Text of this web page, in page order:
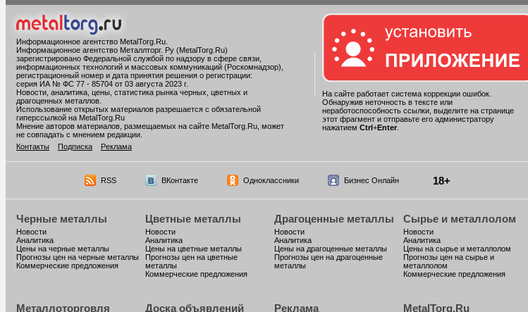
Информационное агентство MetalTorg.Ru
Информационное агентство Металлторг. Ру (MetalTorg.Ru)
зарегистрировано Федеральной службой по надзору в сфере связи,
информационных технологий и массовых коммуникаций (Роскомнадзор),
регистрационный номер и дата принятия решения о регистрации:
серия ИА № ФС 77 - 85704 от 03 августа 2023 г.
Новости, аналитика, цены, статистика рынка черных, цветных и
драгоценных металлов.
Использование открытых материалов разрешается с обязательной
гиперссылкой на MetalTorg.Ru
Мнение авторов материалов, размещаемых на сайте MetalTorg.Ru, может
не совпадать с мнением редакции.
Контакты
Подписка Реклама
На сайте работает система коррекции ошибок.
Обнаружив неточность в тексте или
неработоспособность ссылки, выделите на странице
этот фрагмент и отправьте его администратору
нажатием Ctrl +Enter.
RSS ВКонтакте Одноклассники Бизнес Онлайн 18+
Черные металлы
Новости
Аналитика
Цены на черные металлы
Прогнозы цен на черные металлы
Коммерческие предложения
Цветные металлы
Новости
Аналитика
Цены на цветные металлы
Прогнозы цен на цветные
металлы
Коммерческие предложения
Драгоценные металлы
Новости
Аналитика
Цены на драгоценные металлы
Прогнозы цен на драгоценные
металлы
Сырье и металлолом
Новости
Аналитика
Цены на сырье и металлолом
Прогнозы цен на сырье и
металлолом
Коммерческие предложения
Металлоторговля Доска объявлений Реклама MetalTorg.Ru